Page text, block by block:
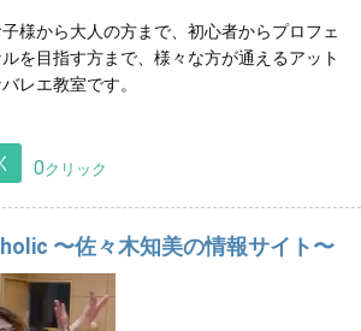
時間を御一緒しましょう🌱
ルを目指す方まで、様々な方が通えるアット
バレエ教室です。